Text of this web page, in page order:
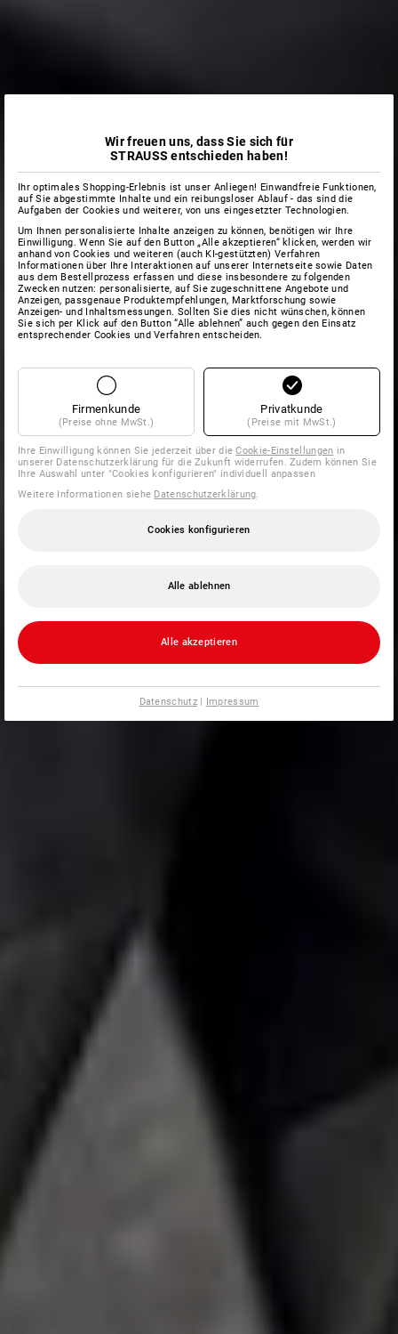
Wir freuen uns, dass Sie sich für
STRAUSS entschieden haben!
Ihr optimales Shopping-Erlebnis ist unser Anliegen! Einwandfreie Funktionen,
auf Sie abgestimmte Inhalte und ein reibungsloser Ablauf - das sind die
Aufgaben der Cookies und weiterer, von uns eingesetzter Technologien.
Um Ihnen personalisierte Inhalte anzeigen zu können, benötigen wir Ihre
Einwilligung. Wenn Sie auf den Button „Alle akzeptieren“ klicken, werden wir
anhand von Cookies und weiteren (auch KI-gestützten) Verfahren
Informationen über Ihre Interaktionen auf unserer Internetseite sowie Daten
aus dem Bestellprozess erfassen und diese insbesondere zu folgenden
Zwecken nutzen: personalisierte, auf Sie zugeschnittene Angebote und
Anzeigen, passgenaue Produktempfehlungen, Marktforschung sowie
Anzeigen- und Inhaltsmessungen. Sollten Sie dies nicht wünschen, können
Sie sich per Klick auf den Button “Alle ablehnen” auch gegen den Einsatz
entsprechender Cookies und Verfahren entscheiden.
Firmenkunde
(Preise ohne MwSt.)
Privatkunde
(Preise mit MwSt.)
Ihre Einwilligung können Sie jederzeit über dieCookie-Einstellungen in
unserer Datenschutzerklärung für die Zukunft widerrufen. Zudem können Sie
Ihre Auswahl unter "Cookies konfigurieren" individuell anpassen
Weitere Informationen siehe Datenschutzerklärung
Cookies konfigurieren
Alle ablehnen
Alle akzeptieren
Datenschutz| Impressum